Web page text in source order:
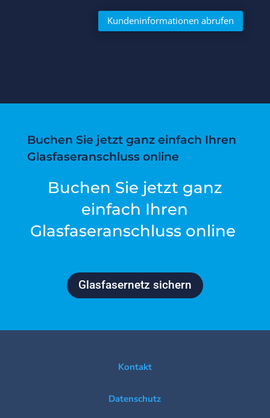
Kundeninformationen abrufen
Buchen Sie jetzt ganz einfach Ihren
Glasfaseranschluss online
Buchen Sie jetzt ganz
einfach Ihren
Glasfaseranschluss online
Glasfasernetz sichern
Kontakt
Datenschutz